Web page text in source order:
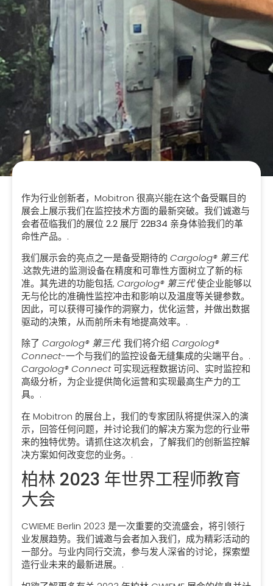
作为行业创新者，Mobitron 很高兴能在这个备受瞩目的
展会上展示我们在监控技术方面的最新突破。我们诚邀与
会者莅临我们的展位 2.2 展厅 22B34 亲身体验我们的革
命性产品。.
我们展示会的亮点之一是备受期待的 Cargolog® 第三代.
.这款先进的监测设备在精度和可靠性方面树立了新的标
准。其先进的功能包括, Cargolog® 第三代使企业能够以
无与伦比的准确性监控冲击和影响以及温度等关键参数。
因此，可以获得可操作的洞察力，优化运营，并做出数据
驱动的决策，从而前所未有地提高效率。.
除了 Cargolog® 第三代, 我们将介绍 Cargolog®
Connect-一个与我们的监控设备无缝集成的尖端平台。.
Cargolog® Connect可实现远程数据访问、实时监控和
高级分析，为企业提供简化运营和实现最高生产力的工
具。.
在 Mobitron 的展台上，我们的专家团队将提供深入的演
示，回答任何问题，并讨论我们的解决方案为您的行业带
来的独特优势。请抓住这次机会，了解我们的创新监控解
决方案如何改变您的业务。.
柏林 2023 年世界工程师教育
大会
CWIEME Berlin 2023 是一次重要的交流盛会，将引领行
业发展趋势。我们诚邀与会者加入我们，成为精彩活动的
一部分。与业内同行交流，参与发人深省的讨论，探索塑
造行业未来的最新进展。.